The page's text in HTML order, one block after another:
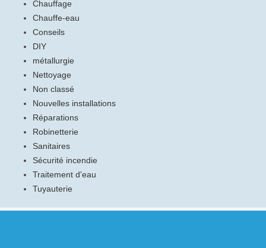
Chauffage
Chauffe-eau
Conseils
DIY
métallurgie
Nettoyage
Non classé
Nouvelles installations
Réparations
Robinetterie
Sanitaires
Sécurité incendie
Traitement d'eau
Tuyauterie